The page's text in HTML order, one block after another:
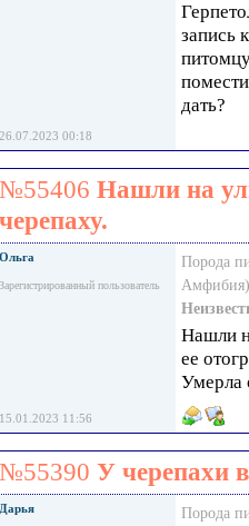
запись
дать?
26.07.2023 00:18
№55406 Нашли на
черепаху.
Ольга
Зарегистрированный пользователь
Порода
Нашли
ее
Умерла
15.01.2023 11:56
№55390 У черепахи
Дарья
Порода